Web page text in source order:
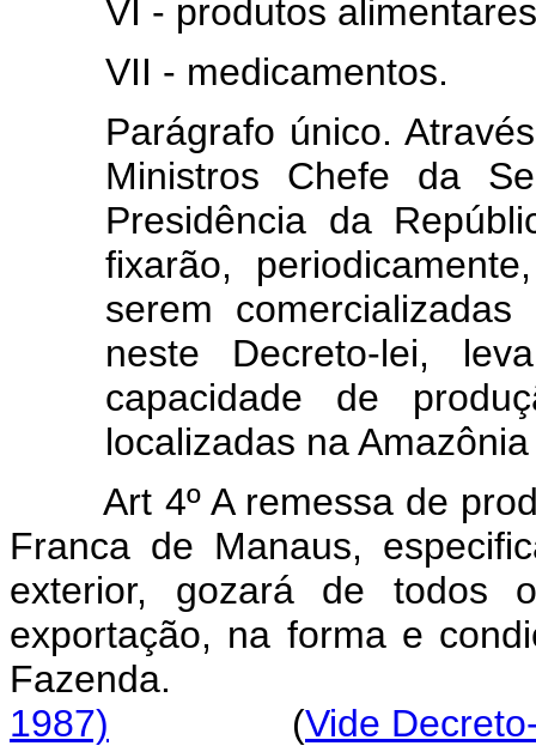
VI - produtos
VII - medicamentos.
Parágrafo único.
Ministros Chefe da
Presidência da
fixarão,
serem
neste Decreto-lei,
capacidade de
localizadas na
Art 4º A remessa de
Franca de Manaus,
exterior, gozará de todos
exportação, na forma e
1987)
(Vide